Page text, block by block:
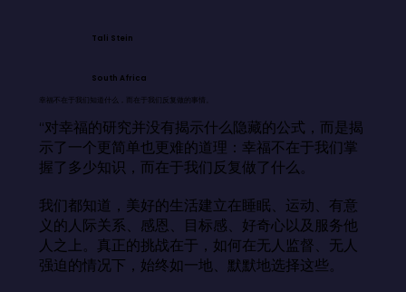
Tali Stein
South Africa
幸福不在于我们知道什么，而在于我们反复做的事情。
“对幸福的研究并没有揭示什么隐藏的公式，而是揭
示了一个更简单也更难的道理：幸福不在于我们掌
握了多少知识，而在于我们反复做了什么。
我们都知道，美好的生活建立在睡眠、运动、有意
义的人际关系、感恩、目标感、好奇心以及服务他
人之上。真正的挑战在于，如何在无人监督、无人
强迫的情况下，始终如一地、默默地选择这些。